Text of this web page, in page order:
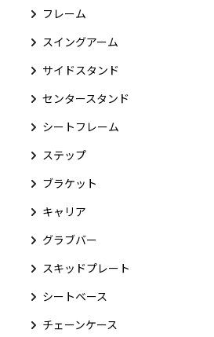
フレーム
スイングアーム
サイドスタンド
センタースタンド
シートフレーム
ステップ
ブラケット
キャリア
グラブバー
スキッドプレート
シートベース
チェーンケース